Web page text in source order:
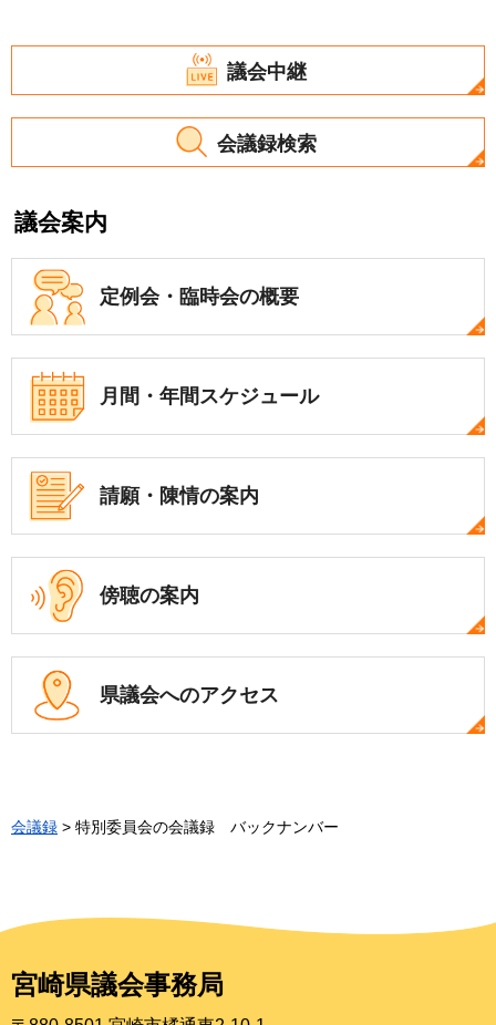
議会中継
会議録検索
議会案内
定例会・ 臨時会の概要
月間・年間スケジュール
請願・陳情の案内
傍聴の案内
県議会へのアクセス
会議録 > 特別委員会の会議録 バックナンバー
宮崎県議会事務局